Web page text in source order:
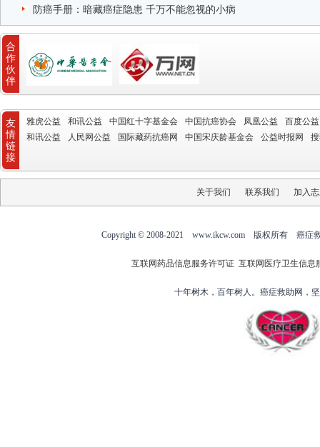
防癌手册：暗藏癌症隐患 千万不能忽视的小病
合
作
伙
伴
友
情
链
接
雅虎公益 和讯公益 中国红十字基金会 中国抗癌协会 凤凰公益
百度公益
和讯公益
人民网公益 国际藏药抗癌网 中国宋庆龄基金会 公益时报网
关于我们 联系我们 加入
Copyright © 2008-2021 www.ikcw.com 版权所有 癌症
互联网药品信息服务许可证 互联网医疗卫生信息
十年树木，百年树人。癌症救助网，